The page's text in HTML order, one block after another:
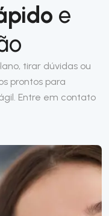
e
tirar dúvidas ou
prontos para
Entre em contato